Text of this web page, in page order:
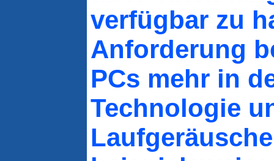
verfügbar zu
Anforderung
PCs mehr in
Technologie